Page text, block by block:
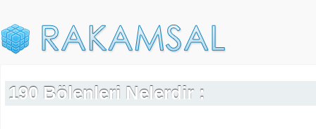
190 Bölenleri Nelerdir :